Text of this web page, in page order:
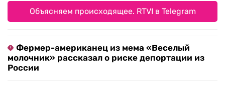
Объясняем происходящее. RTVI в Telegram
Фермер-американец из мема «Веселый
молочник» рассказал о риске депортации из
России